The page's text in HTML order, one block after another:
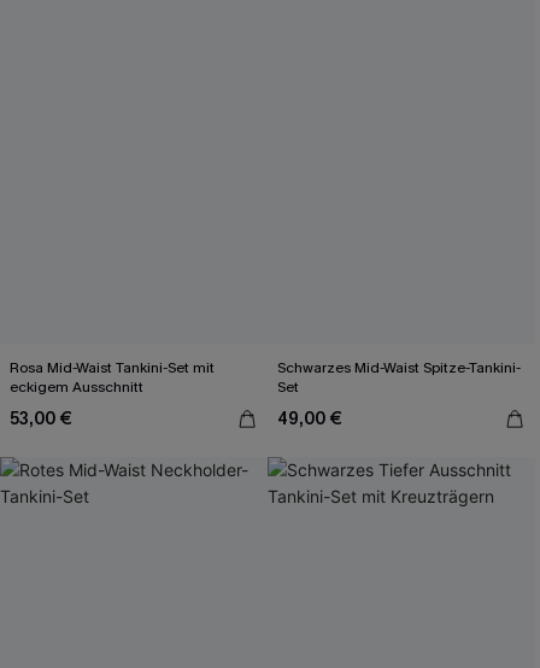
Rosa Mid-Waist Tankini-Set mit
eckigem Ausschnitt
53,00 €
Schwarzes Mid-Waist Spitze-Tankini-
Set
49,00 €